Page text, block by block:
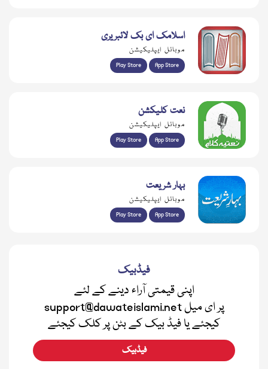
اسلامک ای بک لائبریری
موبائل ایپلیکیشن
Play Store App Store
نعت کلیکشن
موبائل ایپلیکیشن
Play Store App Store
بہار شریعت
موبائل ایپلیکیشن
Play Store App Store
فیڈبیک
اپنی قیمتی آراء دینے کے لئے
support@dawateislami.net پر ای میل
کیجئے یا فیڈ بیک کے بٹن پر کلک کیجئے
فیڈبیک